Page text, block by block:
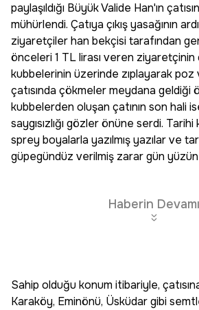
paylaşıldığı Büyük Valide Han'ın
mühürlendi. Çatıya çıkış yasağının
ziyaretçiler han bekçisi tarafından
önceleri 1 TL lirası veren ziyaretçinin
kubbelerinin üzerinde zıplayarak poz
çatısında çökmeler meydana geldiği
kubbelerden oluşan çatının son hali
saygısızlığı gözler önüne serdi.
sprey boyalarla yazılmış yazılar ve
güpegündüz verilmiş zarar gün
Haberin Devamı
Sahip olduğu konum itibariyle, çatısına
Karaköy, Eminönü, Üsküdar gibi